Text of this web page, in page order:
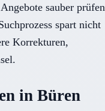
sauber prüfen
spart nicht
Korrekturen,
in Büren